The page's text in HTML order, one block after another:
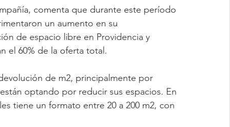
comenta que durante este período
un aumento en su
de espacio libre en Providencia y
el 60% de la oferta total.
de m2, principalmente por
optando por reducir sus espacios. En
tiene un formato entre 20 a 200 m2, con